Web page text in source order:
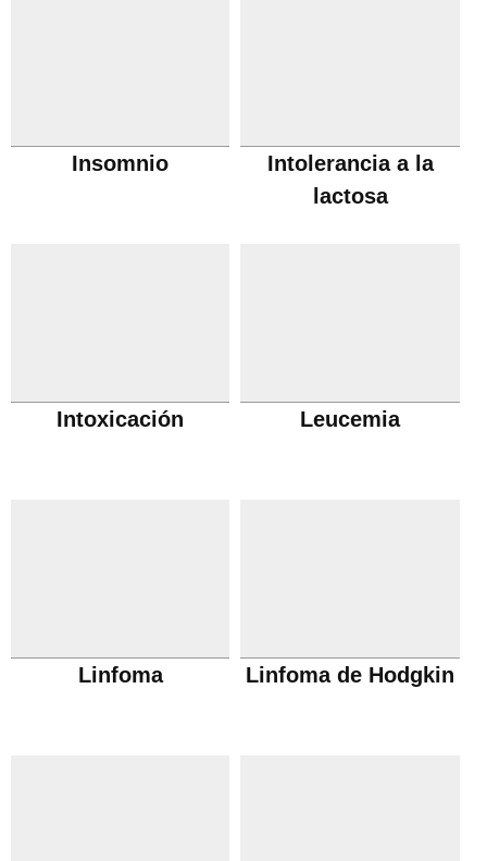
Insomnio
Intolerancia a la
lactosa
Intoxicación Leucemia
Linfoma Linfoma de Hodgkin